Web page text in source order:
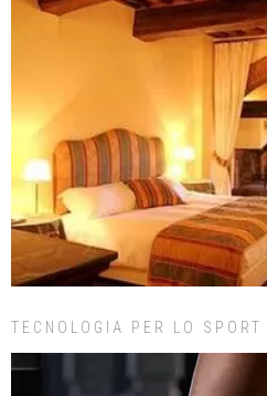
TECNOLOGIA PER LO SPORT